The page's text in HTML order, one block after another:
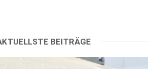
BEITRÄGE